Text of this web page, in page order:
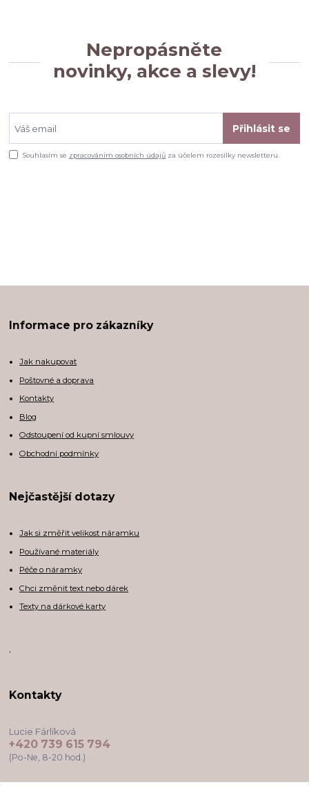
Nepropásněte
novinky, akce a slevy!
Přihlásit se
Souhlasím se zpracováním osobních údajů za účelem rozesílky newsletteru.
Informace pro zákazníky
Jak nakupovat
Poštovné a doprava
Kontakty
Blog
Odstoupení od kupní smlouvy
Obchodní podmínky
Nejčastější dotazy
Jak si změřit velikost náramku
Používané materiály
Péče o náramky
Chci změnit text nebo dárek
Texty na dárkové karty
Kontakty
Lucie Fárlíková
+420 739 615 794
(Po-Ne, 8-20 hod.)